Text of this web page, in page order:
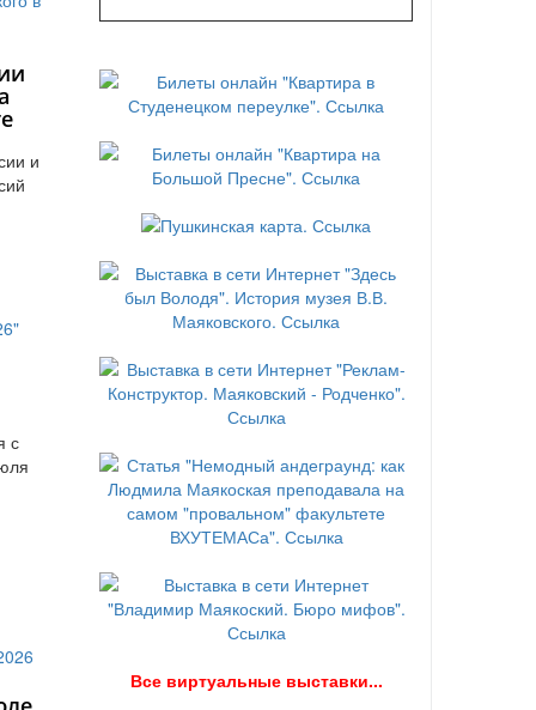
и
с
Все виртуальные выставки...